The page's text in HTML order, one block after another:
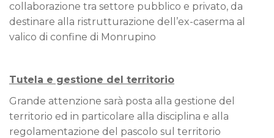
collaborazione tra settore pubblico e privato, da
destinare alla ristrutturazione dell’ex-caserma al
valico di confine di Monrupino
Tutela e gestione del territorio
Grande attenzione sarà posta alla gestione del
territorio ed in particolare alla disciplina e alla
regolamentazione del pascolo sul territorio